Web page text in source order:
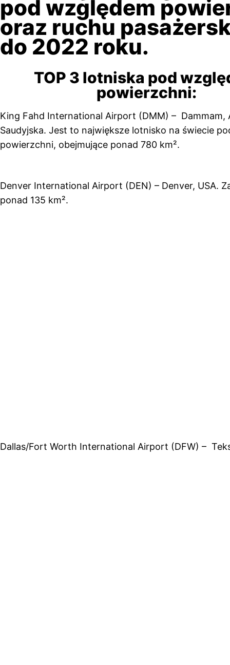
pod względem
oraz ruchu
do 2022 roku.
TOP 3 lotniska pod
powierzchni:
King Fahd International Airport (DMM) – Dammam,
Saudyjska. Jest to największe lotnisko na świecie
powierzchni, obejmujące ponad 780 km².
Denver International Airport (DEN) – Denver, USA.
ponad 135 km².
Dallas/Fort Worth International Airport (DFW) –